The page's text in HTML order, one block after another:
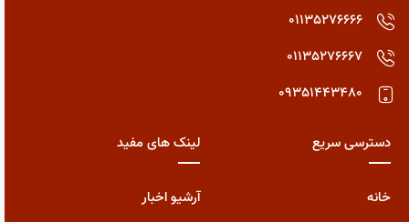
01135276666
01135276667
09351443480
دسترسی سریع
خانه
لینک های مفید
آرشیو اخبار